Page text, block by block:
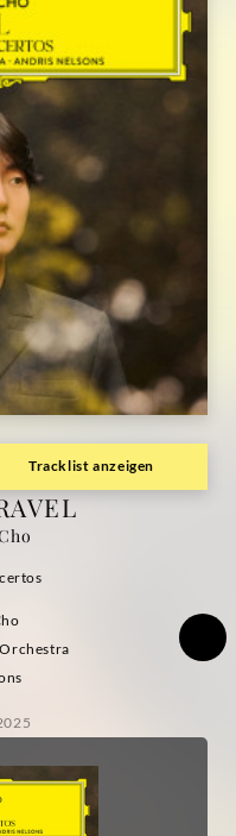
Tracklist anzeigen